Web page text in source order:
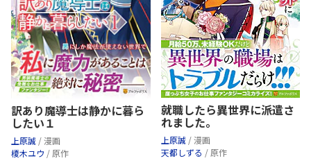
訳あり魔導士は静かに暮ら
したい１
上原誠 / 漫画
榎木ユウ / 原作
就職したら異世界に派遣さ
れました。
上原誠 / 漫画
天都しずる / 原作